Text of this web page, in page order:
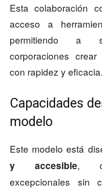
Esta colaboración
acceso a
permitiendo a
corporaciones
con rapidez y eficacia.
Capacidades
modelo
Este modelo está
y accesible,
excepcionales sin